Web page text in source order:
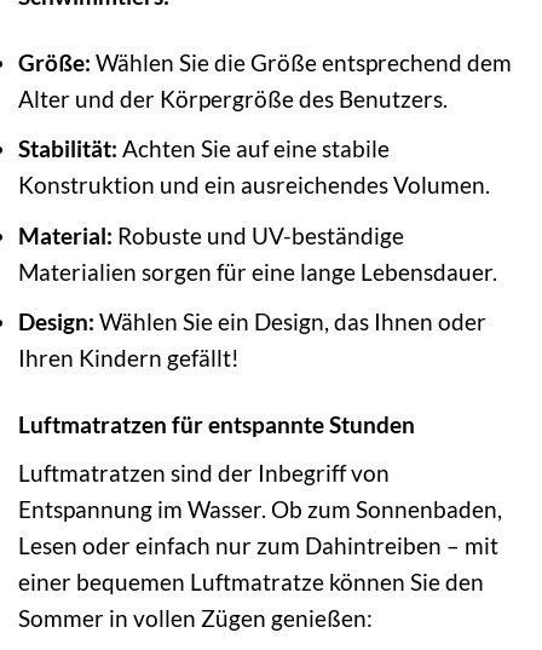
Größe: Wählen Sie die Größe entsprechend dem
Alter und der Körpergröße des Benutzers.
Stabilität: Achten Sie auf eine stabile
Konstruktion und ein ausreichendes Volumen.
Material: Robuste und UV-beständige
Materialien sorgen für eine lange Lebensdauer.
Design: Wählen Sie ein Design, das Ihnen oder
Ihren Kindern gefällt!
Luftmatratzen für entspannte Stunden
Luftmatratzen sind der Inbegriff von
Entspannung im Wasser. Ob zum Sonnenbaden,
Lesen oder einfach nur zum Dahintreiben – mit
einer bequemen Luftmatratze können Sie den
Sommer in vollen Zügen genießen: